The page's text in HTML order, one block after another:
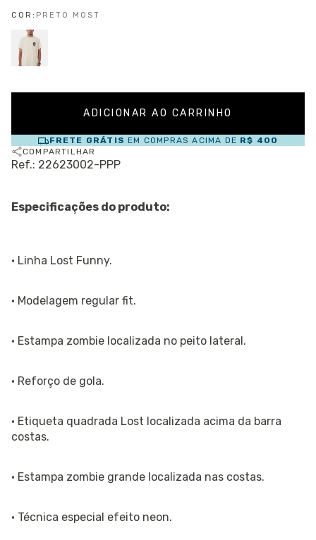
COR: PRETO MOST
FRETE GRÁTIS EM COMPRAS ACIMA DE R$ 400
COMPARTILHAR
Ref.: 22623002-PPP
Especificações do produto:
· Linha Lost Funny.
· Modelagem regular fit.
· Estampa zombie localizada no peito lateral.
· Reforço de gola.
· Etiqueta quadrada Lost localizada acima da barra
costas.
· Estampa zombie grande localizada nas costas.
· Técnica especial efeito neon.